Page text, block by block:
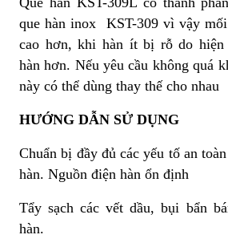
que hàn inox KST-309 vì vậy
cao hơn, khi hàn ít bị rỗ do hiện
hàn hơn. Nếu yêu cầu không quá
này có thể dùng thay thế cho nhau
HƯỚNG DẪN SỬ DỤNG
Chuẩn bị đầy đủ các yếu tố an
hàn. Nguồn điện hàn ổn định
Tẩy sạch các vết dầu, bụi bẩn
hàn.